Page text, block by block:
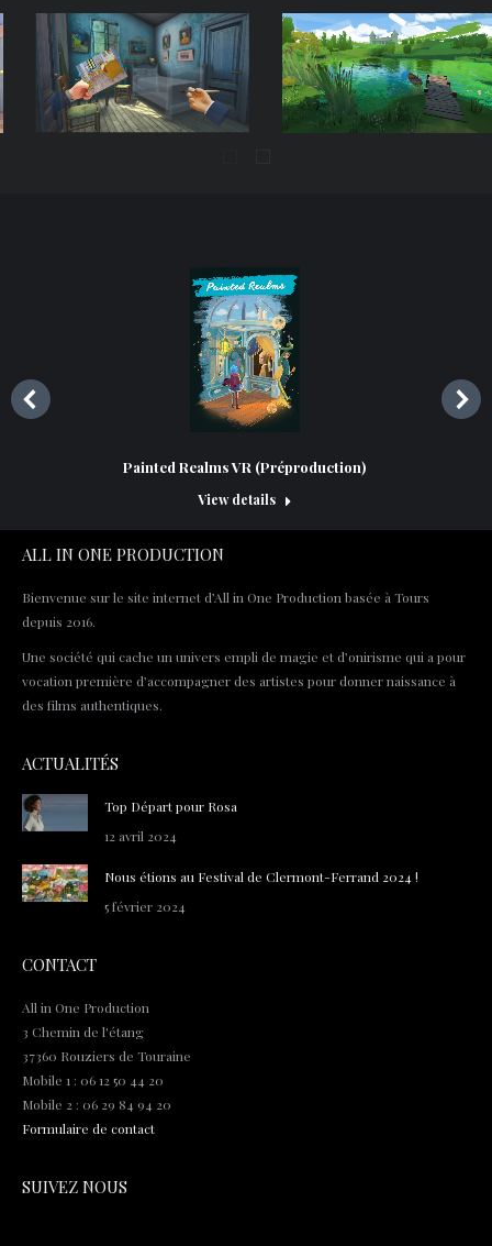
Painted Realms VR (Préproduction)
View details
ALL IN ONE PRODUCTION
Bienvenue sur le site internet d’All in One Production basée à Tours
depuis 2016.
Une société qui cache un univers empli de magie et d’onirisme qui a pour
vocation première d’accompagner des artistes pour donner naissance à
des films authentiques.
ACTUALITÉS
Top Départ pour Rosa
12 avril 2024
Nous étions au Festival de Clermont-Ferrand 2024 !
5 février 2024
CONTACT
All in One Production
3 Chemin de l'étang
37360 Rouziers de Touraine
Mobile 1 : 06 12 50 44 20
Mobile 2 : 06 29 84 94 20
Formulaire de contact
SUIVEZ NOUS